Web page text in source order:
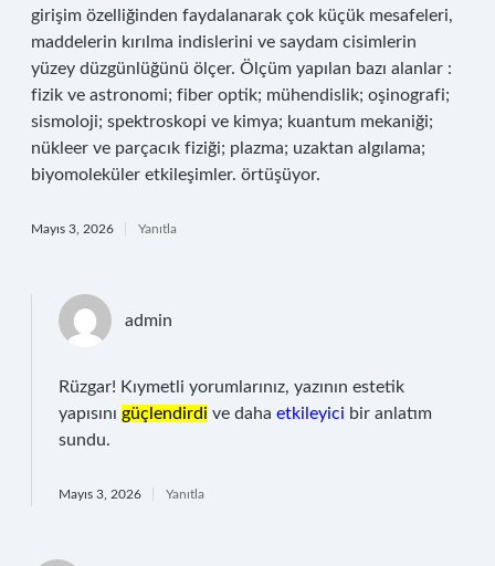
girişim özelliğinden faydalanarak çok küçük mesafeleri,
maddelerin kırılma indislerini ve saydam cisimlerin
yüzey düzgünlüğünü ölçer. Ölçüm yapılan bazı alanlar :
fizik ve astronomi; fiber optik; mühendislik; oşinografi;
sismoloji; spektroskopi ve kimya; kuantum mekaniği;
nükleer ve parçacık fiziği; plazma; uzaktan algılama;
biyomoleküler etkileşimler. örtüşüyor.
Mayıs 3, 2026 Yanıtla
admin
Rüzgar! Kıymetli yorumlarınız, yazının estetik
yapısını güçlendirdi ve daha etkileyici bir anlatım
sundu.
Mayıs 3, 2026 Yanıtla